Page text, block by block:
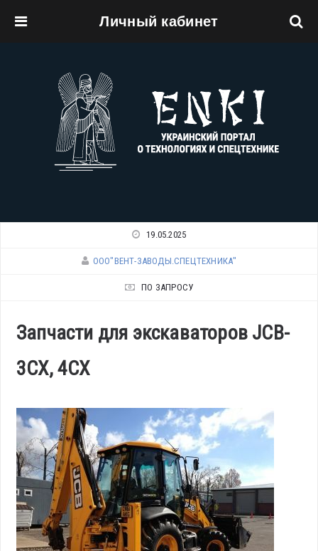
Личный кабинет
19.05.2025
ООО"ВЕНТ-ЗАВОДЫ.СПЕЦТЕХНИКА"
ПО ЗАПРОСУ
Запчасти для экскаваторов JCB-
3CX, 4CX